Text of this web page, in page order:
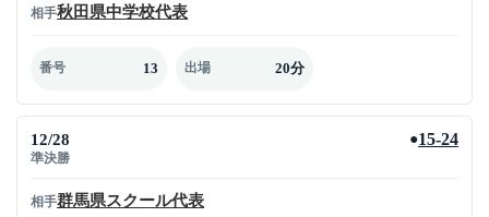
相手秋田県中学校代表
番号 13 出場 20分
12/28
準決勝
●15-24
相手群馬県スクール代表